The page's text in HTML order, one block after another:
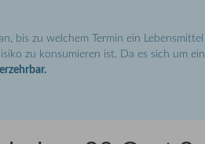
bis zu welchem Termin ein
zu konsumieren ist. Da es sich um